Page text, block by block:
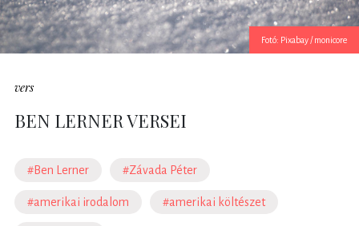
Fotó: Pixabay / monicore
vers
BEN LERNER VERSEI
#Ben Lerner #Závada Péter
#amerikai irodalom #amerikai költészet